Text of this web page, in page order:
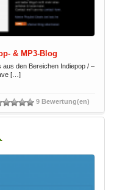
& MP3-Blog
aus den Bereichen Indiepop / –
[…]
9 Bewertung(en)